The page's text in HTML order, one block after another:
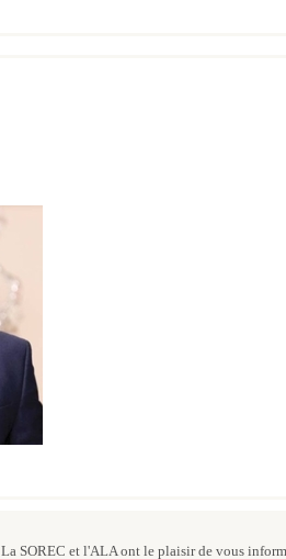
La SOREC et l'ALA ont le plaisir de vous